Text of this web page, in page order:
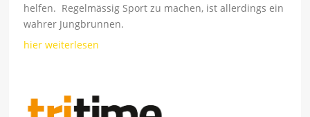
helfen. Regelmässig Sport zu machen, ist allerdings ein
wahrer Jungbrunnen.
hier weiterlesen